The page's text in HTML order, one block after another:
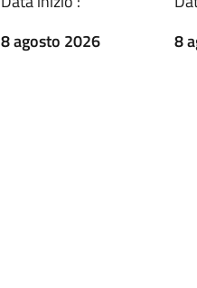
8 agosto 2026
8